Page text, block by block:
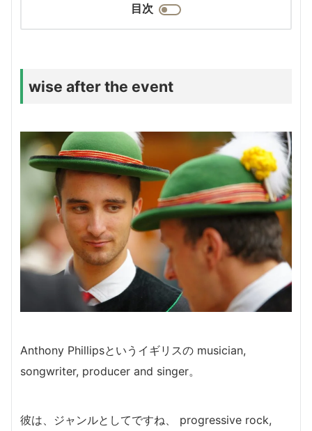
目次
wise after the event
Anthony Phillipsというイギリスの musician,
songwriter, producer and singer。
彼は、ジャンルとしてですね、 progressive rock,